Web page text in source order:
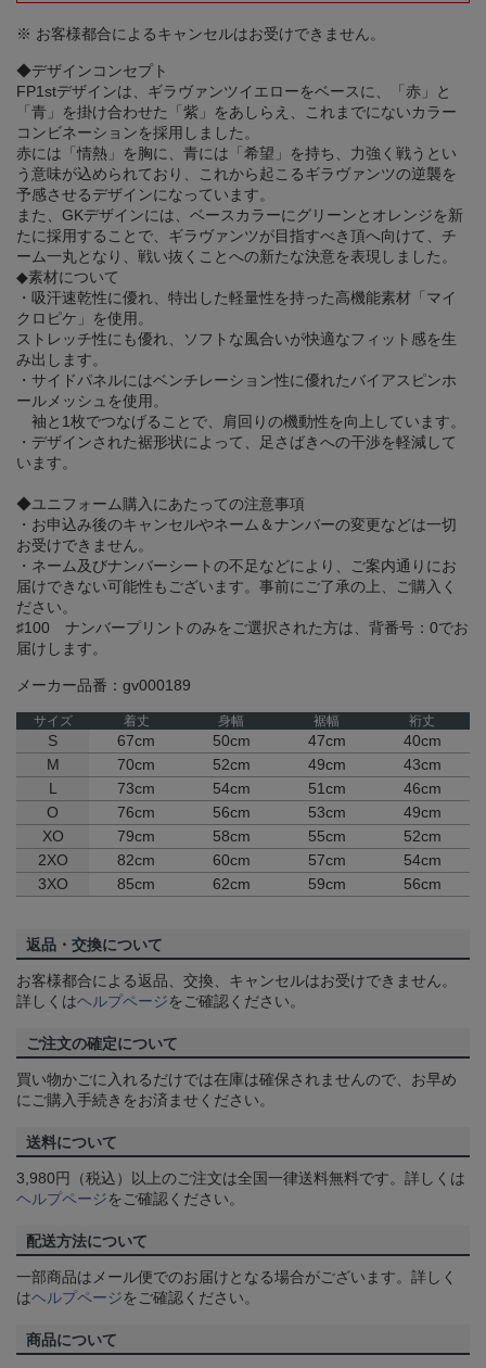
※ お客様都合によるキャンセルはお受けできません。
◆デザインコンセプト
FP1stデザインは、ギラヴァンツイエローをベースに、「赤」と
「青」を掛け合わせた「紫」をあしらえ、これまでにないカラー
コンビネーションを採用しました。
赤には「情熱」を胸に、青には「希望」を持ち、力強く戦うとい
う意味が込められており、これから起こるギラヴァンツの逆襲を
予感させるデザインになっています。
また、GKデザインには、ベースカラーにグリーンとオレンジを新
たに採用することで、ギラヴァンツが目指すべき頂へ向けて、チ
ーム一丸となり、戦い抜くことへの新たな決意を表現しました。
◆素材について
・吸汗速乾性に優れ、特出した軽量性を持った高機能素材「マイ
クロピケ」を使用。
ストレッチ性にも優れ、ソフトな風合いが快適なフィット感を生
み出します。
・サイドパネルにはベンチレーション性に優れたバイアスピンホ
ールメッシュを使用。
袖と1枚でつなげることで、肩回りの機動性を向上しています。
・デザインされた裾形状によって、足さばきへの干渉を軽減して
います。
◆ユニフォーム購入にあたっての注意事項
・お申込み後のキャンセルやネーム＆ナンバーの変更などは一切
お受けできません。
・ネーム及びナンバーシートの不足などにより、ご案内通りにお
届けできない可能性もございます。事前にご了承の上、ご購入く
ださい。
♯100 ナンバープリントのみをご選択された方は、背番号：0でお
届けします。
メーカー品番：gv000189
サイズ 着丈 身幅 裾幅 裄丈
S 67cm 50cm 47cm
40cm
M
70cm 52cm 49cm
43cm
L
73cm 54cm 51cm
46cm
O
76cm 56cm 53cm
49cm
XO
79cm 58cm 55cm
52cm
2XO
82cm 60cm 57cm
54cm
3XO
85cm 62cm 59cm 56cm
返品・交換について
お客様都合による返品、交換、キャンセルはお受けできません。
詳しくはヘルプページをご確認ください。
ご注文の確定について
買い物かごに入れるだけでは在庫は確保されませんので、お早め
にご購入手続きをお済ませください。
送料について
3,980円（税込）以上のご注文は全国一律送料無料です。詳しくは
ヘルプページをご確認ください。
配送方法について
一部商品はメール便でのお届けとなる場合がございます。詳しく
はヘルプページをご確認ください。
商品について